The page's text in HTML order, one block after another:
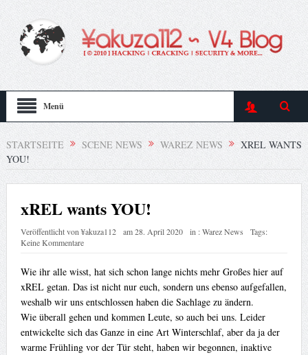
Menü
STARTSEITE SCENE NEWS WAREZ NEWS
XREL WANTS
YOU!
xREL wants YOU!
Veröffentlicht von¥akuza112 am28. April 2020 in :Warez News
Tags:
Keine Kommentare
Wie ihr alle wisst, hat sich schon lange nichts mehr Großes hier auf
xREL getan. Das ist nicht nur euch, sondern uns ebenso aufgefallen,
weshalb wir uns entschlossen haben die Sachlage zu ändern.
Wie überall gehen und kommen Leute, so auch bei uns. Leider
entwickelte sich das Ganze in eine Art Winterschlaf, aber da ja der
warme Frühling vor der Tür steht, haben wir begonnen, inaktive